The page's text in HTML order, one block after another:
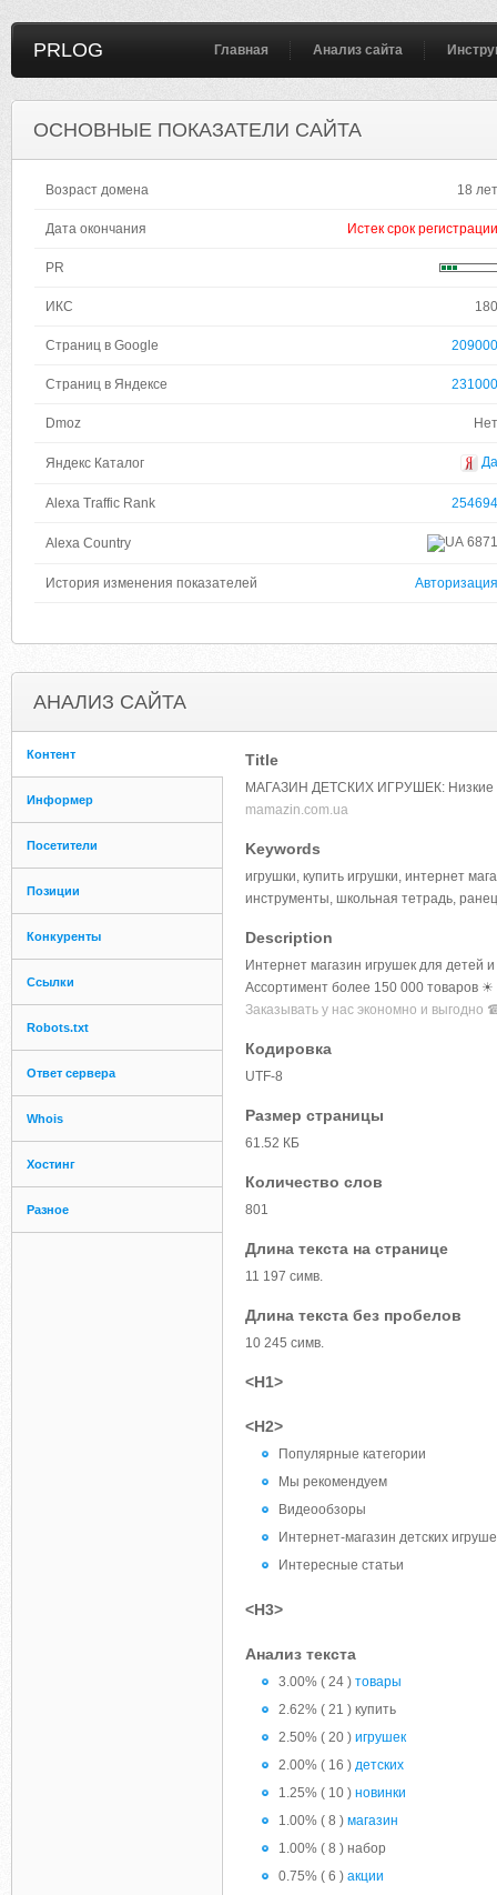
PRLOG Главная Анализ сайта
ОСНОВНЫЕ ПОКАЗАТЕЛИ САЙТА
Возраст домена 18 лет
Дата окончания Истек срок регистрации
PR
ИКС 180
Страниц в Google 209000
Страниц в Яндексе 231000
Dmoz Нет
Яндекс Каталог Да
Alexa Traffic Rank 254694
Alexa Country 6871
История изменения показателей Авторизация
АНАЛИЗ САЙТА
Контент
Информер
Посетители
Позиции
Конкуренты
Ссылки
Robots.txt
Ответ сервера
Whois
Хостинг
Разное
Title
МАГАЗИН ДЕТСКИХ ИГРУШЕК: Низкие
mamazin.com.ua
Keywords
игрушки, купить игрушки, интернет
инструменты, школьная тетрадь,
Description
Интернет магазин игрушек для детей
Ассортимент более 150 000 товаров ☀
Заказывать у нас экономно и
Кодировка
UTF-8
Размер страницы
61.52 КБ
Количество слов
801
Длина текста на странице
11 197 симв.
Длина текста без пробелов
10 245 симв.
<H1>
<H2>
Популярные категории
Мы рекомендуем
Видеообзоры
Интернет-магазин детских
Интересные статьи
<H3>
Анализ текста
3.00% ( 24 ) товары
2.62% ( 21 ) купить
2.50% ( 20 ) игрушек
2.00% ( 16 ) детских
1.25% ( 10 ) новинки
1.00% ( 8 ) магазин
1.00% ( 8 ) набор
0.75% ( 6 ) акции